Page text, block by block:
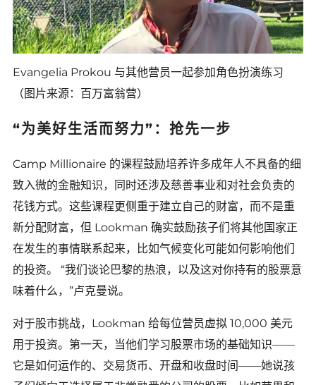
Evangelia Prokou 与其他营员一起参加角色扮演练习
（图片来源：百万富翁营）
“为美好生活而努力”：抢先一步
Camp Millionaire 的课程鼓励培养许多成年人不具备的细
致入微的金融知识，同时还涉及慈善事业和对社会负责的
花钱方式。这些课程更侧重于建立自己的财富，而不是重
新分配财富，但 Lookman 确实鼓励孩子们将其他国家正
在发生的事情联系起来，比如气候变化可能如何影响他们
的投资。 “我们谈论巴黎的热浪，以及这对你持有的股票意
味着什么，”卢克曼说。
对于股市挑战，Lookman 给每位营员虚拟 10,000 美元
用于投资。第一天，当他们学习股票市场的基础知识——
它是如何运作的、交易货币、开盘和收盘时间——她说孩